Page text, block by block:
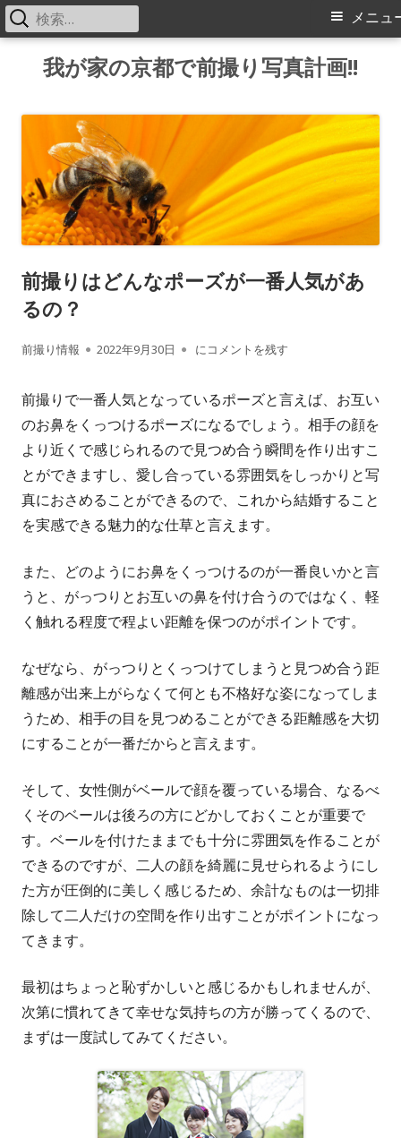
我が家の京都で前撮り写真計画!!
メ
メニュ
検
索:
前撮りはどんなポーズが一番人気があ
るの？
作
前撮り情報
公
2022年9月30日 前撮りはどんなポーズが一番人気があ
にコメントを残す
前撮りで一番人気となっているポーズと言えば、お互い
のお鼻をくっつけるポーズになるでしょう。相手の顔を
より近くで感じられるので見つめ合う瞬間を作り出すこ
とができますし、愛し合っている雰囲気をしっかりと写
真におさめることができるので、これから結婚すること
を実感できる魅力的な仕草と言えます。
また、どのようにお鼻をくっつけるのが一番良いかと言
うと、がっつりとお互いの鼻を付け合うのではなく、軽
く触れる程度で程よい距離を保つのがポイントです。
なぜなら、がっつりとくっつけてしまうと見つめ合う距
離感が出来上がらなくて何とも不格好な姿になってしま
うため、相手の目を見つめることができる距離感を大切
にすることが一番だからと言えます。
そして、女性側がベールで顔を覆っている場合、なるべ
くそのベールは後ろの方にどかしておくことが重要で
す。ベールを付けたままでも十分に雰囲気を作ることが
できるのですが、二人の顔を綺麗に見せられるようにし
た方が圧倒的に美しく感じるため、余計なものは一切排
除して二人だけの空間を作り出すことがポイントになっ
てきます。
最初はちょっと恥ずかしいと感じるかもしれませんが、
次第に慣れてきて幸せな気持ちの方が勝ってくるので、
まずは一度試してみてください。